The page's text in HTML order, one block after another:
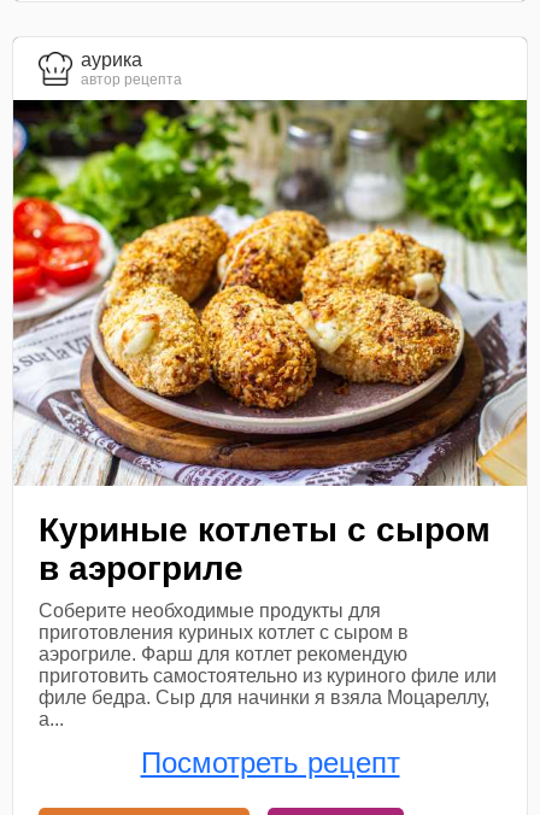
aурика
автор рецепта
Куриные котлеты с сыром
в аэрогриле
Соберите необходимые продукты для
приготовления куриных котлет с сыром в
аэрогриле. Фарш для котлет рекомендую
приготовить самостоятельно из куриного филе или
филе бедра. Сыр для начинки я взяла Моцареллу,
а...
Посмотреть рецепт